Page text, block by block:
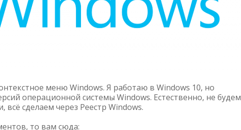
меню Windows. Я работаю в Windows 10, но
операционной системы Windows. Естественно, не будем
сделаем через Реестр Windows.
то вам сюда: